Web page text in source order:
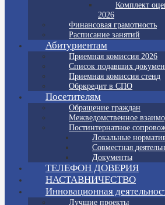
Комплект
2026
Финансовая грамотность
Расписание занятий
Абитуриентам
Приемная комиссия 2026
Список подавших
Приемная комиссия стенд
Обркредит в СПО
Посетителям
Обращение граждан
Межведомственное
Постинтернатное
Локальные
Совместная
Документы
ТЕЛЕФОН ДОВЕРИЯ
НАСТАВНИЧЕСТВО
Инновационная
Лучшие проекты